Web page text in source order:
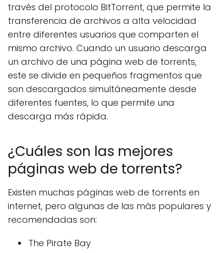
través del protocolo BitTorrent, que permite la
transferencia de archivos a alta velocidad
entre diferentes usuarios que comparten el
mismo archivo. Cuando un usuario descarga
un archivo de una página web de torrents,
este se divide en pequeños fragmentos que
son descargados simultáneamente desde
diferentes fuentes, lo que permite una
descarga más rápida.
¿Cuáles son las mejores
páginas web de torrents?
Existen muchas páginas web de torrents en
internet, pero algunas de las más populares y
recomendadas son:
The Pirate Bay